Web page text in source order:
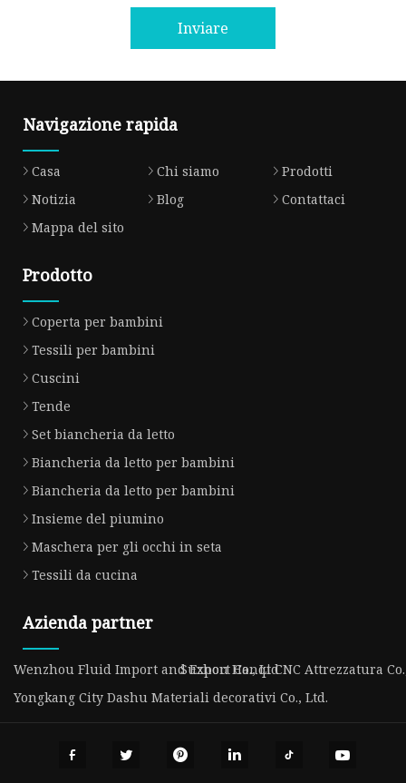
Inviare
Navigazione rapida
Casa Chi siamo
Prodotti
Notizia
Blog
Contattaci
Mappa del sito
Prodotto
Coperta per bambini
Tessili per bambini
Cuscini
Tende
Set biancheria da letto
Biancheria da letto per bambini
Biancheria da letto per bambini
Insieme del piumino
Maschera per gli occhi in seta
Tessili da cucina
Azienda partner
Wenzhou Fluid Import and Export Co., LtdSuzhou Hanqi CNC Attrezzatura
Yongkang City Dashu Materiali decorativi Co., Ltd.